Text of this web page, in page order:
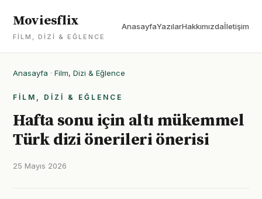
Moviesflix
FILM, DIZI & EĞLENCE
AnasayfaYazılarHakkımızdaİletişim
Anasayfa · Film, Dizi & Eğlence
FILM, DIZI & EĞLENCE
Hafta sonu için altı mükemmel
Türk dizi önerileri önerisi
25 Mayıs 2026